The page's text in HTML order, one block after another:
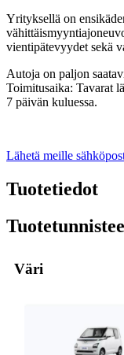
Yrityksellä on
vientipätevyydet sekä
Autoja on paljon
Toimitusaika: Tavarat
7 päivän kuluessa.
Lähetä meille
Tuotetiedot
Väri